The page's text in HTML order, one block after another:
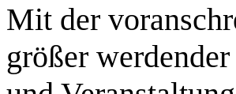
Mit der
größer